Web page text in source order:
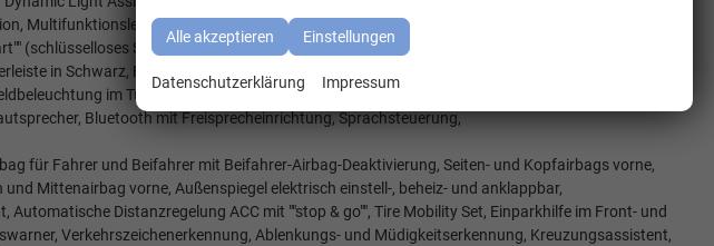
Multifunktionslederlenkrad mit Schaltwippen, Schiebtüren links und rechts, Höhenverstellbare
(schlüsselloses Startsytem),
in Schwarz, Bodenbelag im Fahrgastraum Teppichboden, Dekoreinlagen ""Scale Light Grey"",
im Türbereich,
Bluetooth mit Freisprecheinrichtung, Sprachsteuerung,
für Fahrer und Beifahrer mit Beifahrer-Airbag-Deaktivierung, Seiten- und Kopfairbags vorne,
Mittenairbag vorne, Außenspiegel elektrisch einstell-, beheiz- und anklappbar,
Distanzregelung ACC mit ""stop & go"", Tire Mobility Set, Einparkhilfe im Front- und
Verkehrszeichenerkennung, Ablenkungs- und Müdigkeitserkennung, Kreuzungsassistent,
Alle akzeptieren Einstellungen
Datenschutzerklärung Impressum